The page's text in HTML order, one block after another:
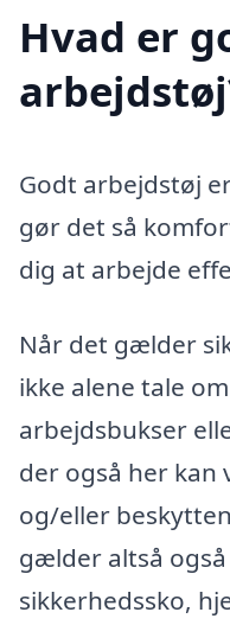
Hvad er
Godt arbejdstøj
gør det så
dig at arbejde
Når det gælder
ikke alene tale
arbejdsbukser
der også her
og/eller
gælder altså
sikkerhedssko,